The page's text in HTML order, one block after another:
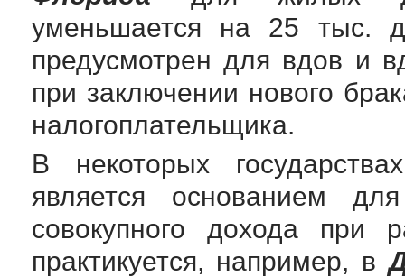
уменьшается на 25 тыс.
предусмотрен для вдов и
при заключении нового
налогоплательщика.
В некоторых
является основанием
совокупного дохода при
практикуется, например, в